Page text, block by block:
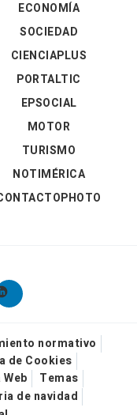
ECONOMÍA
SOCIEDAD
CIENCIAPLUS
PORTALTIC
EPSOCIAL
MOTOR
TURISMO
NOTIMÉRICA
normativo
de Cookies
Web
Temas
de navidad